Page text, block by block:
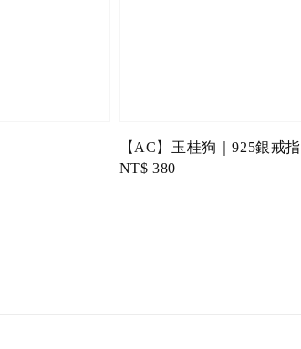
【AC】玉桂狗｜925銀戒指
Regular
NT$ 380